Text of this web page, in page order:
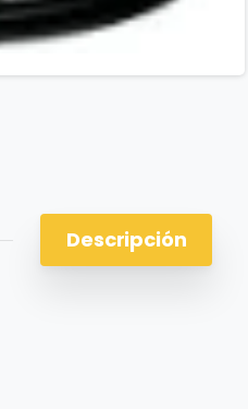
Descripción